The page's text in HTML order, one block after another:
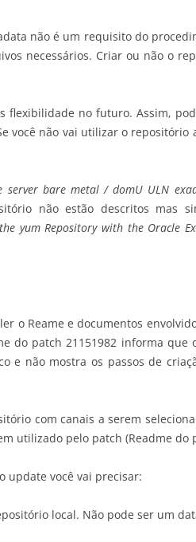
não é um requisito do
necessários. Criar ou não o
no futuro. Assim,
você não vai utilizar o
server bare metal / domU ULN
não estão descritos mas
yum Repository with the Oracle
o Reame e documentos
do patch 21151982 informa
e não mostra os passos de
com canais a serem
utilizado pelo patch (Readme
update você vai precisar:
local. Não pode ser um